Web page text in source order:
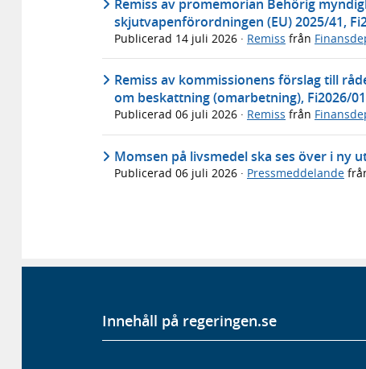
Remiss av promemorian Behörig
skjutvapenförordningen (EU) 2025/41,
Publicerad 14 juli 2026 · Remiss från
Remiss av kommissionens förslag till
om beskattning (omarbetning), Fi2026/
Publicerad 06 juli 2026 · Remiss från
Momsen på livsmedel ska ses över i ny
Publicerad 06 juli 2026 · Pressmeddelande
Innehåll på regeringen.se